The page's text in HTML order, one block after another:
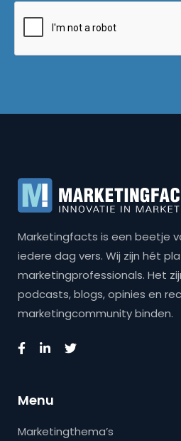
Marketingfacts is een beetje
iedere dag vers. Wij zijn hét
marketingprofessionals. Het
podcasts, blogs, opinies en
marketingcommunity binden.
Menu
Marketingthema’s